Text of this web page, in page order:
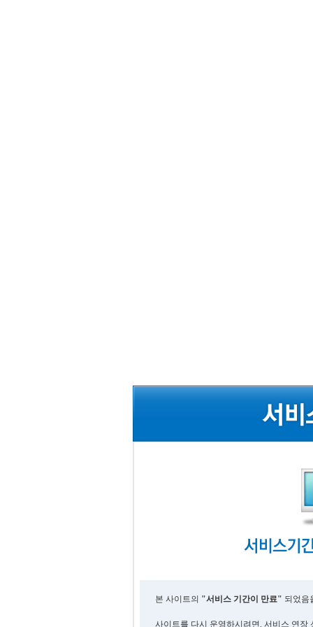
본 사이트의 "서비스 기간이 만료" 되었음
사이트를 다시 운영하시려면, 서비스 연장